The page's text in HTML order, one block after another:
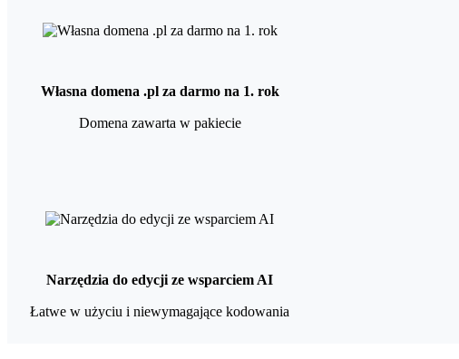
Własna domena .pl za darmo na 1. rok
Domena zawarta w pakiecie
Narzędzia do edycji ze wsparciem AI
Łatwe w użyciu i niewymagające kodowania